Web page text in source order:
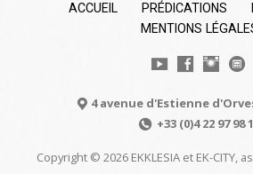
ACCUEIL PRÉDICATIONS
MENTIONS
4 avenue d'Estienne
+33 (0)4 22 97 98
Copyright © 2026 EKKLESIA et EK-CITY,